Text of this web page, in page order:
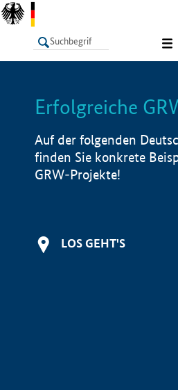
LISTE
Erfolgreiche
Auf der folgenden
finden Sie konkrete
GRW-Projekte!
LOS GEHT'S